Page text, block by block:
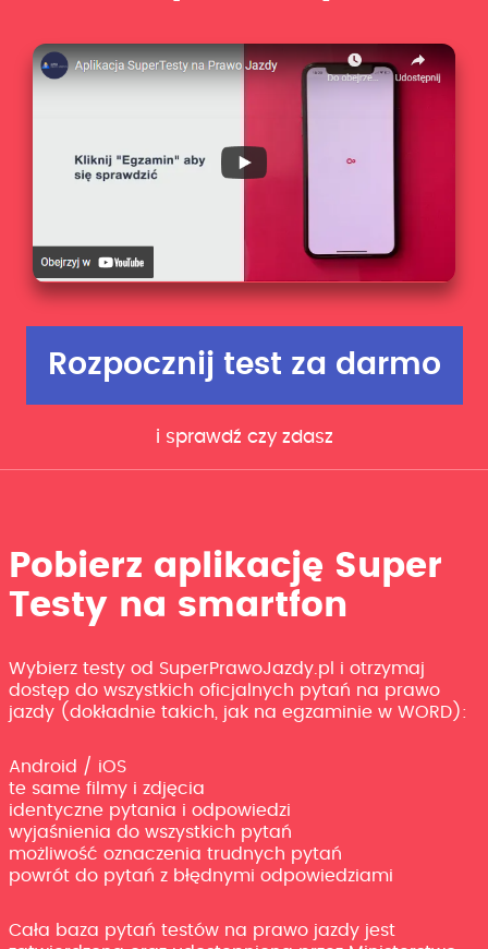
Rozpocznij test za darmo
i sprawdź czy zdasz
Pobierz aplikację Super
Testy na smartfon
Wybierz testy od SuperPrawoJazdy.pl i otrzymaj
dostęp do wszystkich oficjalnych pytań na prawo
jazdy (dokładnie takich, jak na egzaminie w WORD):
Android / iOS
te same filmy i zdjęcia
identyczne pytania i odpowiedzi
wyjaśnienia do wszystkich pytań
możliwość oznaczenia trudnych pytań
powrót do pytań z błędnymi odpowiedziami
Cała baza pytań testów na prawo jazdy jest